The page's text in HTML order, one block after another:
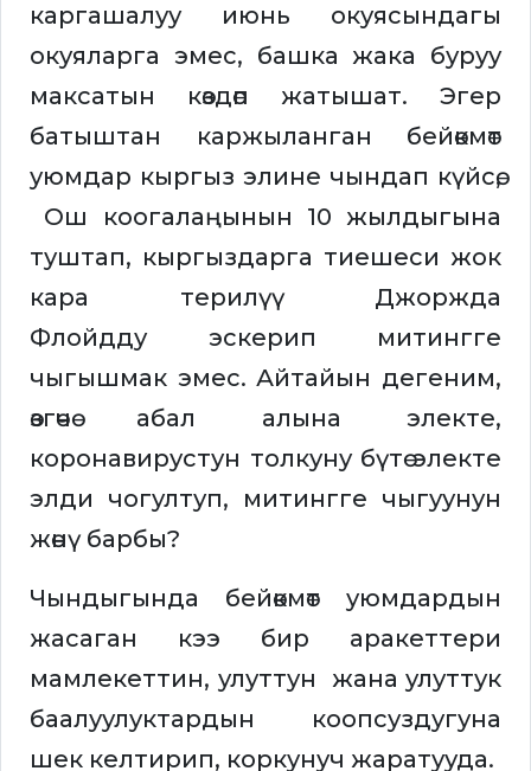
каргашалуу июнь окуясындагы
окуяларга эмес, башка жака буруу
максатын көздөп жатышат. Эгер
батыштан каржыланган бейөкмөт
уюмдар кыргыз элине чындап күйсө,
Ош коогалаңынын 10 жылдыгына
туштап, кыргыздарга тиешеси жок
кара терилүү Джоржда
Флойдду эскерип митингге
чыгышмак эмес. Айтайын дегеним,
өзгөчө абал алына электе,
коронавирустун толкуну бүтө электе
элди чогултуп, митингге чыгуунун
жөнү барбы?
Чындыгында бейөкмөт уюмдардын
жасаган кээ бир аракеттери
мамлекеттин, улуттун жана улуттук
баалуулуктардын коопсуздугуна
шек келтирип, коркунуч жаратууда.